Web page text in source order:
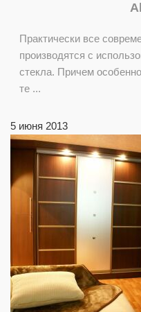
Практически все
производятся с
стекла. Причем
те ...
5 июня 2013